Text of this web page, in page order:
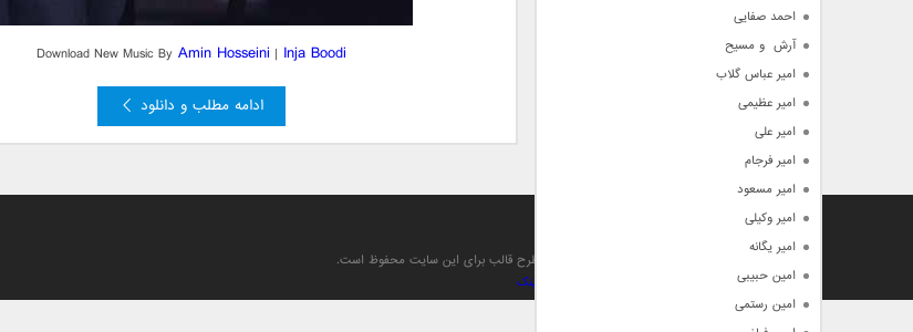
Download New Music By Amin Hosseini | Inja Boodi
ادامه مطلب و دانلود
احمد صفایی
آرش  و مسیح
امیر عباس گلاب
امیر عظیمی
امیر علی
امیر فرجام
امیر مسعود
امیر وکیلی
امیر یگانه
امین حبیبی
امین رستمی
تمام حقوق مادی , معنوی , مطالب و طرح قالب برای این سایت محفوظ است.
بک لینک